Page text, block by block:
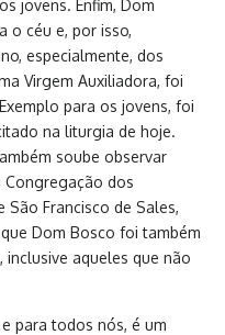
jovens. Enfim, Dom
o céu e, por isso,
especialmente, dos
Virgem Auxiliadora, foi
para os jovens, foi
na liturgia de hoje.
soube observar
dos
São Francisco de Sales,
Dom Bosco foi também
aqueles que não
para todos nós, é um